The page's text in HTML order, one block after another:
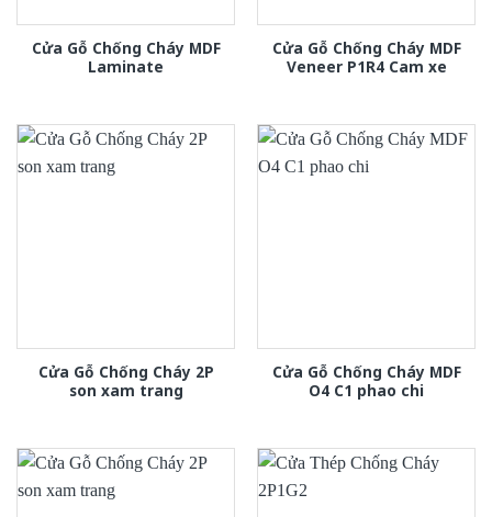
Cửa Gỗ Chống Cháy MDF
Laminate
Cửa Gỗ Chống Cháy MDF
Veneer P1R4 Cam xe
Cửa Gỗ Chống Cháy 2P
son xam trang
Cửa Gỗ Chống Cháy MDF
O4 C1 phao chi